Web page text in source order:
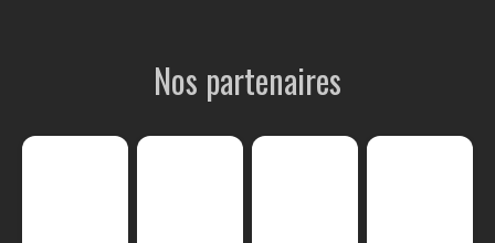
Nos partenaires